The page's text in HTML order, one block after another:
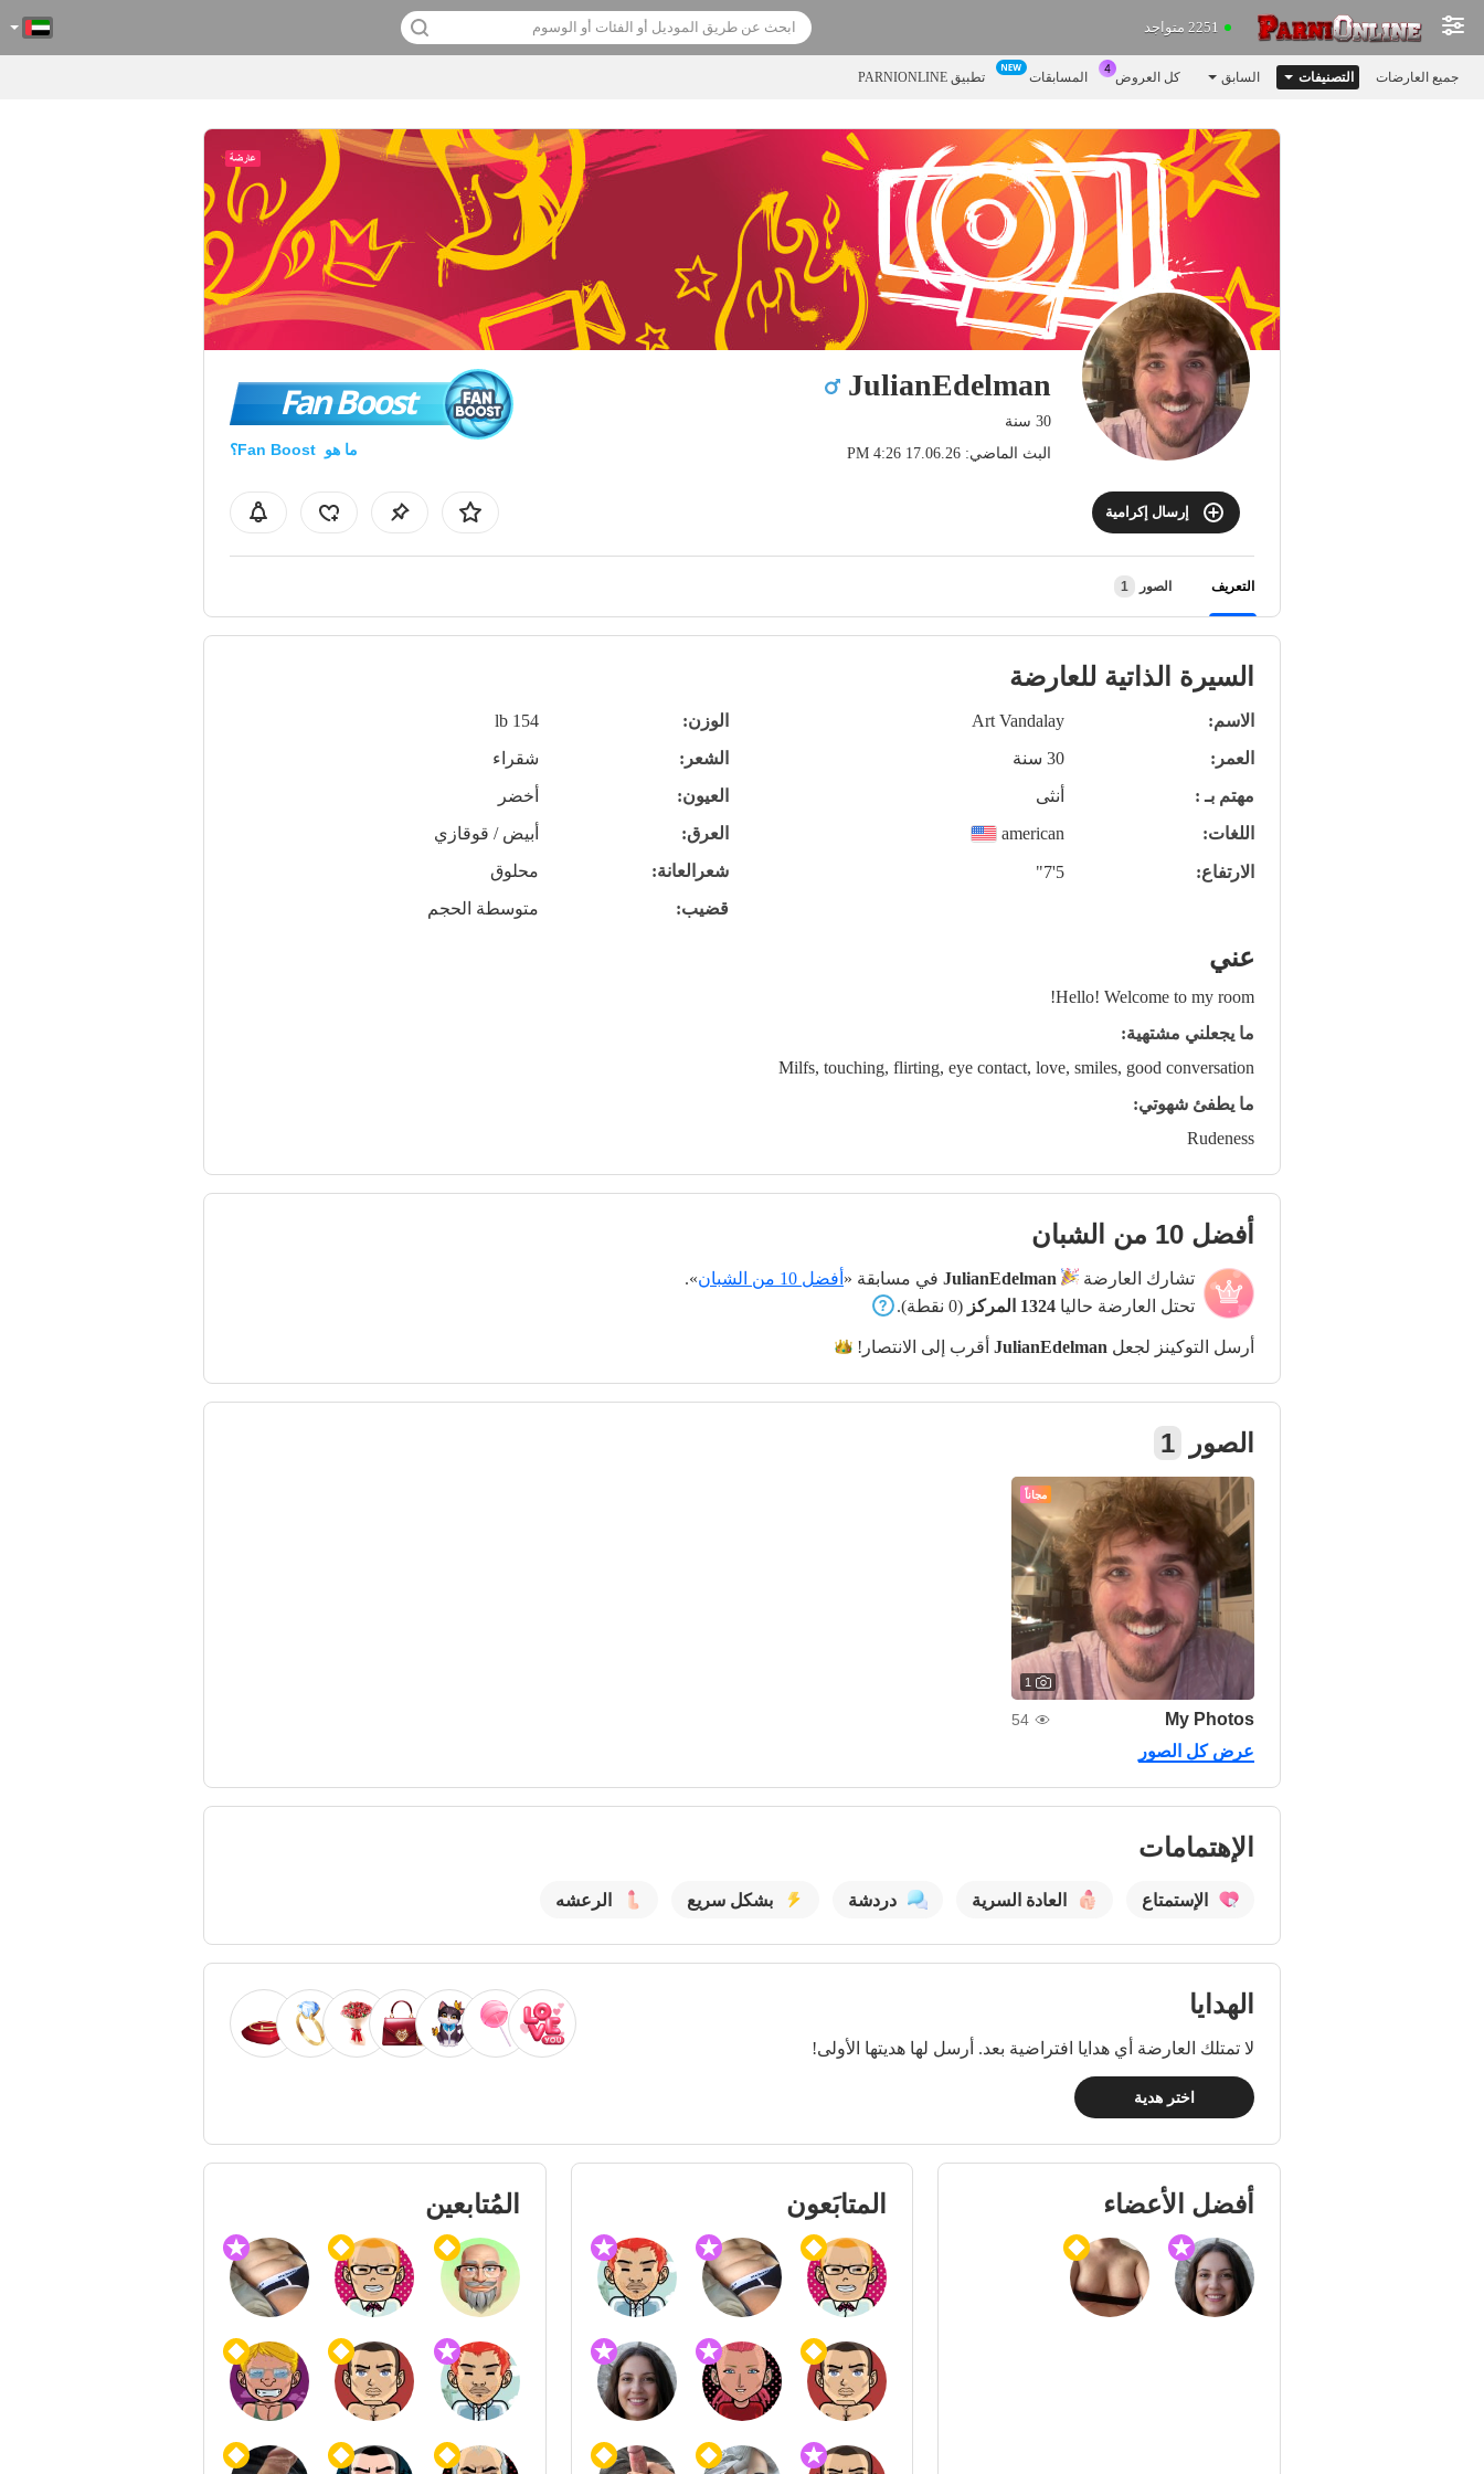
2251 متواجد
جميع العارضات التصنيفات السابق كل العروض المسابقات تطبيق PARNIONLINE
JulianEdelman
30 سنة
البث الماضي: 17.06.26 4:26 PM
Fan Boost
ما هو Fan Boost؟
إرسال إكرامية
التعريف الصور 1
السيرة الذاتية للعارضة
الاسم:
Art Vandalay
العمر:
30 سنة
مهتم بـ :
أنثى
اللغات:
american
الارتفاع: 5'7"
الوزن:
154 lb
الشعر:
شقراء
العيون:
أخضر
العرق:
أبيض / قوقازي
شعرالعانة:
محلوق
قضيب:
متوسطة الحجم
عني
Hello! Welcome to my room!
ما يجعلني مشتهية:
Milfs, touching, flirting, eye contact, love, smiles, good conversation
ما يطفئ شهوتي:
Rudeness
أفضل 10 من الشبان
تشارك العارضة JulianEdelman في مسابقة « أفضل 10 من الشبان
».
تحتل العارضة حاليا 1324 المركز (0 نقطة).
أرسل التوكينز لجعل JulianEdelman أقرب إلى الانتصار!
الصور 1
مجاناً
1
My Photos
54
عرض كل الصور
الإهتمامات
الإستمتاع العادة السرية دردشة بشكل سريع الرعشه
الهدايا
لا تمتلك العارضة أي هدايا افتراضية بعد. أرسل لها هديتها الأولى!
اختر هدية
أفضل الأعضاء المتابَعون المُتابعين